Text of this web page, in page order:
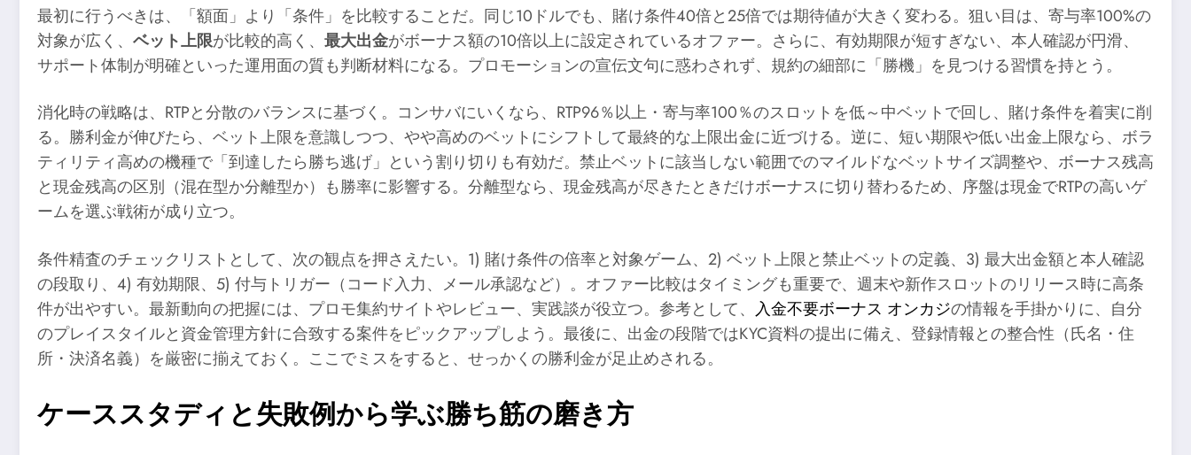
最初に行うべきは、「額面」より「条件」を比較することだ。同じ10ドルでも、賭け条件40倍と25倍では期待値が大きく変わる。狙い目は、寄与率100%の
対象が広く、 ベット上限が比較的高く、 最大出金がボーナス額の10倍以上に設定されているオファー。さらに、有効期限が短すぎない、本人確認が円滑、
サポート体制が明確といった運用面の質も判断材料になる。プロモーションの宣伝文句に惑わされず、規約の細部に「勝機」を見つける習慣を持とう。
消化時の戦略は、RTPと分散のバランスに基づく。コンサバにいくなら、RTP96％以上・寄与率100％のスロットを低～中ベットで回し、賭け条件を着実に削
る。勝利金が伸びたら、ベット上限を意識しつつ、やや高めのベットにシフトして最終的な上限出金に近づける。逆に、短い期限や低い出金上限なら、ボラ
ティリティ高めの機種で「到達したら勝ち逃げ」という割り切りも有効だ。禁止ベットに該当しない範囲でのマイルドなベットサイズ調整や、ボーナス残高
と現金残高の区別（混在型か分離型か）も勝率に影響する。分離型なら、現金残高が尽きたときだけボーナスに切り替わるため、序盤は現金でRTPの高いゲ
ームを選ぶ戦術が成り立つ。
条件精査のチェックリストとして、次の観点を押さえたい。1) 賭け条件の倍率と対象ゲーム、2) ベット上限と禁止ベットの定義、3) 最大出金額と本人確認
の段取り、4) 有効期限、5) 付与トリガー（コード入力、メール承認など）。オファー比較はタイミングも重要で、週末や新作スロットのリリース時に高条
件が出やすい。最新動向の把握には、プロモ集約サイトやレビュー、実践談が役立つ。参考として、 入金不要ボーナス オンカジの情報を手掛かりに、自分
のプレイスタイルと資金管理方針に合致する案件をピックアップしよう。最後に、出金の段階ではKYC資料の提出に備え、登録情報との整合性（氏名・住
所・決済名義）を厳密に揃えておく。ここでミスをすると、せっかくの勝利金が足止めされる。
ケーススタディと失敗例から学ぶ勝ち筋の磨き方